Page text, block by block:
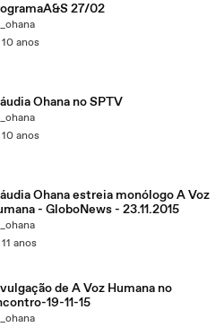
27/02
10 anos
Ohana no SPTV
10 anos
Ohana estreia monólogo A Voz
- GloboNews - 23.11.2015
anos
de A Voz Humana no
19-11-15